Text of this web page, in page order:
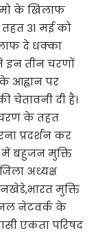
के खिलाफ
31 मई को
दे धक्का
इन तीन चरणों
आह्वान पर
चेतावनी दी है।
के तहत
प्रदर्शन कर
में बहुजन मुक्ति
अध्यक्ष
मुक्ति
नेटवर्क के
एकता परिषद